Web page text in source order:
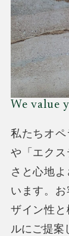
We value
私たちオペ
や「エク
さと心地
います。
ザイン性
ルにご提案